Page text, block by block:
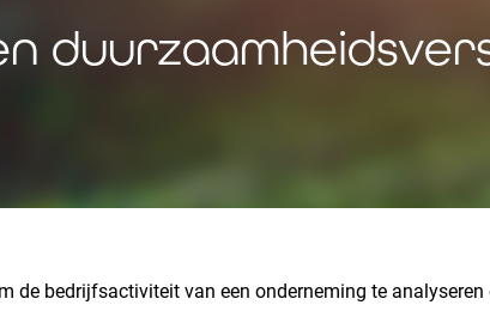
de bedrijfsactiviteit van een onderneming te